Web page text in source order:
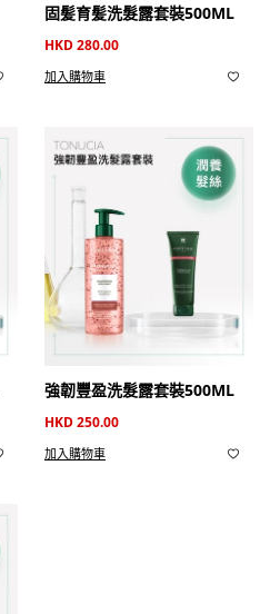
固髪育髪洗髮露套裝500ML
HKD 280.00
加入購物車
強韌豐盈洗髮露套裝500ML
HKD 250.00
加入購物車